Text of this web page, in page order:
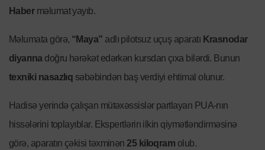
Haberməlumat yayıb.
Məlumata görə, “Maya” adlı pilotsuz uçuş aparatı Krasnodar
diyarınadoğru hərəkət edərkən kursdan çıxa bilərdi. Bunun
texniki nasazlıq səbəbindən baş verdiyi ehtimal olunur.
Hadisə yerində çalışan mütəxəssislər partlayan PUA-nın
hissələrini toplayıblar. Ekspertlərin ilkin qiymətləndirməsinə
görə, aparatın çəkisi təxminən 25 kiloqram olub.